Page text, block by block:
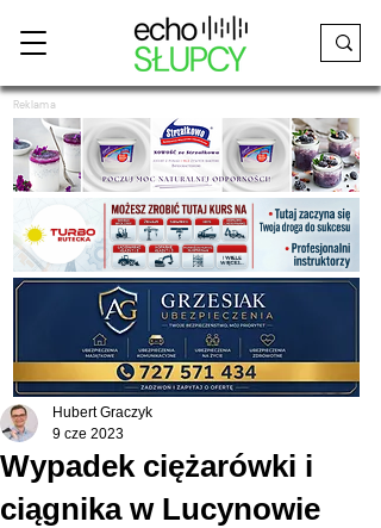
Reklama
Wypadek ciężarówki i
ciągnika w Lucynowie
Hubert Graczyk
9 cze 2023